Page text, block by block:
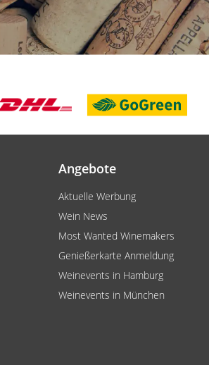
Angebote
Aktuelle Werbung
Wein News
Most Wanted Winemakers
Genießerkarte Anmeldung
Weinevents in Hamburg
Weinevents in München